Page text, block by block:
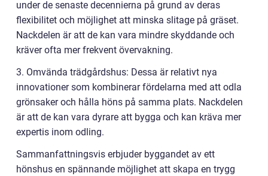
under de senaste decennierna på grund av deras
flexibilitet och möjlighet att minska slitage på gräset.
Nackdelen är att de kan vara mindre skyddande och
kräver ofta mer frekvent övervakning.
3. Omvända trädgårdshus: Dessa är relativt nya
innovationer som kombinerar fördelarna med att odla
grönsaker och hålla höns på samma plats. Nackdelen
är att de kan vara dyrare att bygga och kan kräva mer
expertis inom odling.
Sammanfattningsvis erbjuder byggandet av ett
hönshus en spännande möjlighet att skapa en trygg